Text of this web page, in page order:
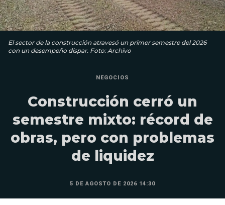
El sector de la construcción atravesó un primer semestre del 2026
con un desempeño dispar. Foto: Archivo
NEGOCIOS
Construcción cerró un
semestre mixto: récord de
obras, pero con problemas
de liquidez
5 DE AGOSTO DE 2026 14:30